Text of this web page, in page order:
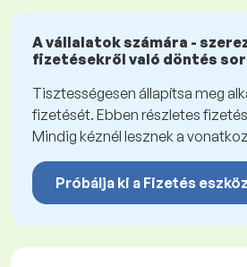
A vállalatok számára -
fizetésekről való döntés
Tisztességesen állapítsa meg
fizetését. Ebben részletes
Mindig kéznél lesznek a
Próbálja ki a Fizetés